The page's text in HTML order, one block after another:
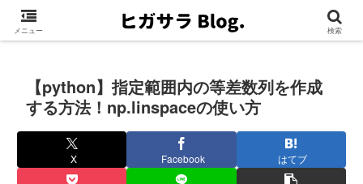
【python】指定範囲内の等差数列を作成
する方法！np.linspaceの使い方
X Facebook はてブ
メニュー 検索